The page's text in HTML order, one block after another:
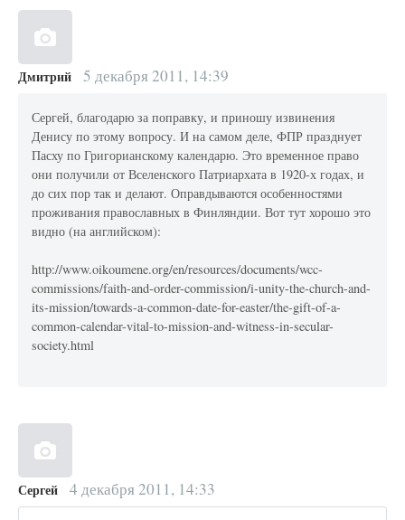
Дмитрий 5 декабря 2011, 14:39
Сергей, благодарю за поправку, и приношу извинения
Денису по этому вопросу. И на самом деле, ФПР празднует
Пасху по Григорианскому календарю. Это временное право
они получили от Вселенского Патриархата в 1920-х годах, и
до сих пор так и делают. Оправдываются особенностями
проживания православных в Финляндии. Вот тут хорошо это
видно (на английском):
http://www.oikoumene.org/en/resources/documents/wcc-
commissions/faith-and-order-commission/i-unity-the-church-and-
its-mission/towards-a-common-date-for-easter/the-gift-of-a-
common-calendar-vital-to-mission-and-witness-in-secular-
society.html
Сергей 4 декабря 2011, 14:33